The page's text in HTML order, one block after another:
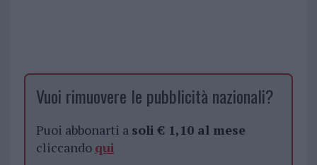
Vuoi rimuovere le pubblicità nazionali?
Puoi abbonarti a soli € 1,10 al mese
cliccando qui